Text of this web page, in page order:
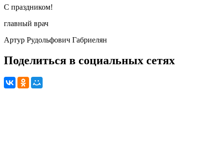
С праздником!
главный врач
Артур Рудольфович Габриелян
Поделиться в социальных сетях